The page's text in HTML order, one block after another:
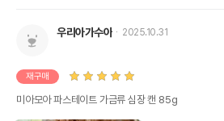
우리아가수아 2025.10.31
재구매
미아모아 파스테이트 가금류 심장 캔 85g